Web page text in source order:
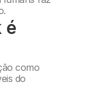
é
como
do